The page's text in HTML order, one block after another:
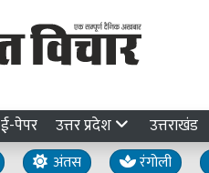
ई-पेपर उत्तर प्रदेश उत्तराखंड
अंतस रंगोली